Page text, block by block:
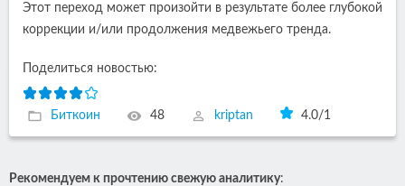
Этот переход может произойти в результате более глубокой
коррекции и/или продолжения медвежьего тренда.
Поделиться новостью:
Биткоин 48 kriptan 4.0/1
Рекомендуем к прочтению свежую аналитику: